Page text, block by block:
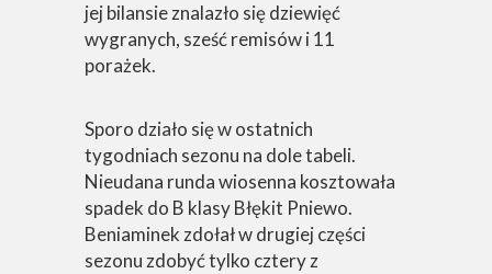
jej bilansie znalazło się dziewięć
wygranych, sześć remisów i 11
porażek.
Sporo działo się w ostatnich
tygodniach sezonu na dole tabeli.
Nieudana runda wiosenna kosztowała
spadek do B klasy Błękit Pniewo.
Beniaminek zdołał w drugiej części
sezonu zdobyć tylko cztery z